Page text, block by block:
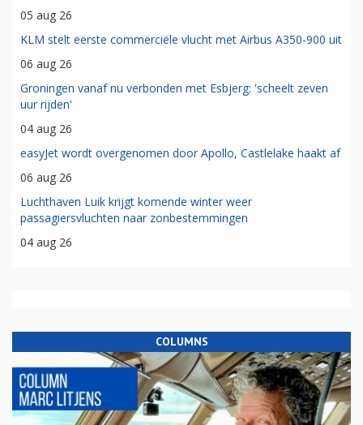
05 aug 26
KLM stelt eerste commerciële vlucht met Airbus A350-900 uit
06 aug 26
Groningen vanaf nu verbonden met Esbjerg: 'scheelt zeven
uur rijden'
04 aug 26
easyJet wordt overgenomen door Apollo, Castlelake haakt af
06 aug 26
Luchthaven Luik krijgt komende winter weer
passagiersvluchten naar zonbestemmingen
04 aug 26
COLUMNS